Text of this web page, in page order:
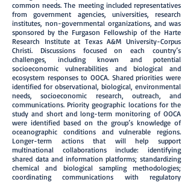
common needs. The meeting included representatives
from government agencies, universities, research
institutes, non-governmental organizations, and was
sponsored by the Furgason Fellowship of the Harte
Research Institute at Texas A&M University-Corpus
Christi. Discussions focused on each country’s
challenges, including known and potential
socioeconomic vulnerabilities and biological and
ecosystem responses to OOCA. Shared priorities were
identified for observational, biological, environmental
needs, socioeconomic research, outreach, and
communications. Priority geographic locations for the
study and short and long-term monitoring of OOCA
were identified based on the group’s knowledge of
oceanographic conditions and vulnerable regions.
Longer-term actions that will help support
multinational collaborations include: identifying
shared data and information platforms; standardizing
chemical and biological sampling methodologies;
coordinating communications with regulatory